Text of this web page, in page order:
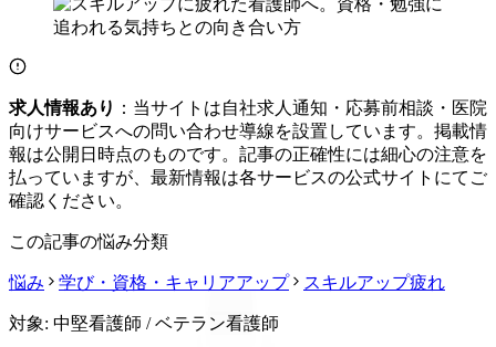
求人情報あり ：当サイトは自社求人通知・応募前相談・医院
向けサービスへの問い合わせ導線を設置しています。掲載情
報は公開日時点のものです。記事の正確性には細心の注意を
払っていますが、最新情報は各サービスの公式サイトにてご
確認ください。
この記事の悩み分類
悩み 学び・資格・キャリアアップ スキルアップ疲れ
対象: 中堅看護師 / ベテラン看護師